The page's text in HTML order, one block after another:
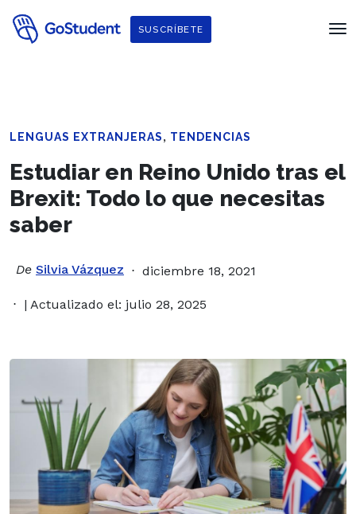
SUSCRÍBETE
LENGUAS EXTRANJERAS, TENDENCIAS
Estudiar en Reino Unido tras el
Brexit: Todo lo que necesitas
saber
De Silvia Vázquez diciembre 18, 2021
| Actualizado el: julio 28, 2025